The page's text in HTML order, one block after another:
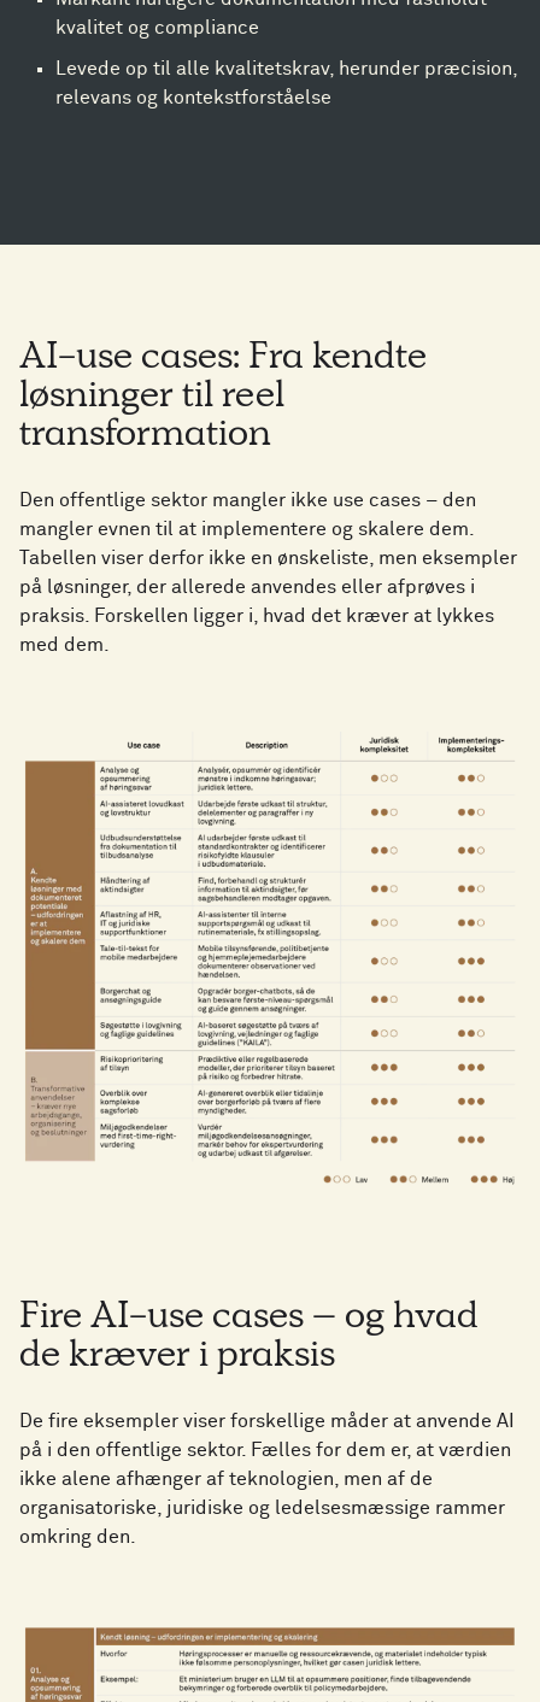
kvalitet og compliance
Levede op til alle kvalitetskrav, herunder præcision,
relevans og kontekstforståelse
AI-use cases: Fra kendte
løsninger til reel
transformation
Den offentlige sektor mangler ikke use cases – den
mangler evnen til at implementere og skalere dem.
Tabellen viser derfor ikke en ønskeliste, men eksempler
på løsninger, der allerede anvendes eller afprøves i
praksis. Forskellen ligger i, hvad det kræver at lykkes
med dem.
Fire AI-use cases – og hvad
de kræver i praksis
De fire eksempler viser forskellige måder at anvende AI
på i den offentlige sektor. Fælles for dem er, at værdien
ikke alene afhænger af teknologien, men af de
organisatoriske, juridiske og ledelsesmæssige rammer
omkring den.